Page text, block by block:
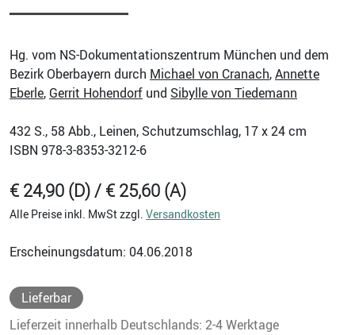
Hg. vom NS-Dokumentationszentrum München und dem
Bezirk Oberbayern durch Michael von Cranach,Annette
Eberle, Gerrit Hohendorf und Sibylle von Tiedemann
432 S., 58 Abb., Leinen, Schutzumschlag, 17 x 24 cm
ISBN 978-3-8353-3212-6
€ 24,90 (D) / € 25,60 (A)
Alle Preise inkl. MwSt zzgl. Versandkosten
Erscheinungsdatum: 04.06.2018
Lieferbar
Lieferzeit innerhalb Deutschlands: 2-4 Werktage